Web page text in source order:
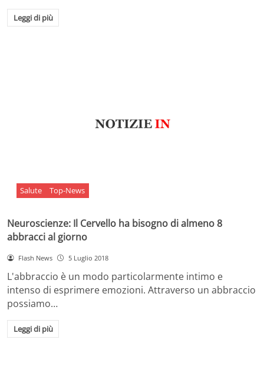
Leggi di più
Salute Top-News
Neuroscienze: Il Cervello ha bisogno di almeno 8
abbracci al giorno
Flash News 5 Luglio 2018
L'abbraccio è un modo particolarmente intimo e
intenso di esprimere emozioni. Attraverso un abbraccio
possiamo…
Leggi di più